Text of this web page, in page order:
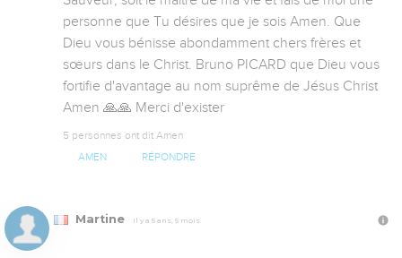
personne que Tu désires que je sois Amen. Que
Dieu vous bénisse abondamment chers frères et
sœurs dans le Christ. Bruno PICARD que Dieu vous
fortifie d'avantage au nom suprême de Jésus Christ
Amen 🙏🙏 Merci d'exister
5 personnes ont dit Amen
AMEN RÉPONDRE
Martine Il y a 5 ans, 5 mois